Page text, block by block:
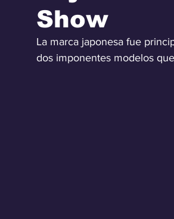
Show
La marca japonesa fue
dos imponentes modelos